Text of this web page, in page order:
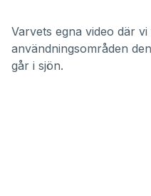
Varvets egna video där
användningsområden
går i sjön.